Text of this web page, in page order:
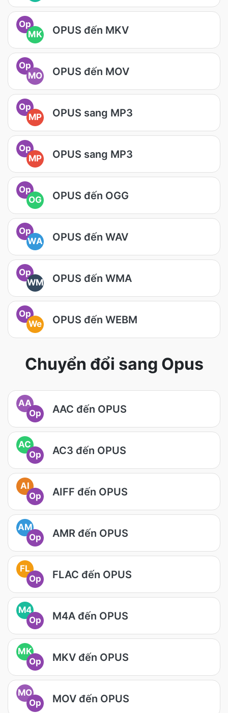
Op
MK
OPUS đến MKV
Op
MO
OPUS đến MOV
Op
MP
OPUS sang MP3
Op
MP
OPUS sang MP3
Op
OG
OPUS đến OGG
Op
WA
OPUS đến WAV
Op
WM
OPUS đến WMA
Op
We
OPUS đến WEBM
Chuyển đổi sang Opus
AA
Op
AAC đến OPUS
AC
Op
AC3 đến OPUS
AI
Op
AIFF đến OPUS
AM
Op
AMR đến OPUS
FL
Op
FLAC đến OPUS
M4
Op
M4A đến OPUS
MK
Op
MKV đến OPUS
MO
Op
MOV đến OPUS